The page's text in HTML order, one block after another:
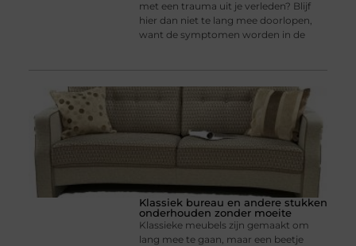
met een trauma uit je verleden? Blijf
hier dan niet te lang mee doorlopen,
want de symptomen worden in de
Klassiek bureau en andere stukken
onderhouden zonder moeite
Klassieke meubels zijn gemaakt om
lang mee te gaan, maar een beetje